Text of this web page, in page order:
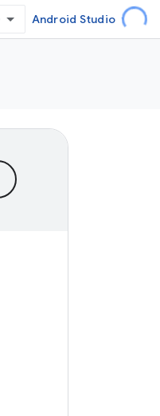
Android Studio